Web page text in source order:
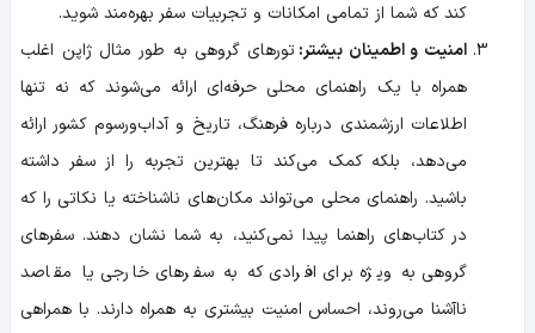
کند که شما از تمامی امکانات و تجربیات سفر بهره‌مند شوید.
امنیت و اطمینان بیشتر:تورهای گروهی به طور مثال ژاپن اغلب
همراه با یک راهنمای محلی حرفه‌ای ارائه می‌شوند که نه تنها
اطلاعات ارزشمندی درباره فرهنگ، تاریخ و آداب‌ورسوم کشور ارائه
می‌دهد، بلکه کمک می‌کند تا بهترین تجربه را از سفر داشته
باشید. راهنمای محلی می‌تواند مکان‌های ناشناخته یا نکاتی را که
در کتاب‌های راهنما پیدا نمی‌کنید، به شما نشان دهند. سفرهای
گروهی به ویژه برای افرادی که به سفرهای خارجی یا مقاصد
ناآشنا می‌روند، احساس امنیت بیشتری به همراه دارند. با همراهی